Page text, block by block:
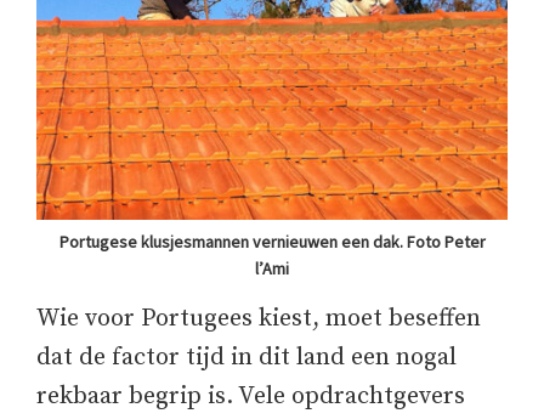
Portugese klusjesmannen vernieuwen een dak. Foto Peter
l’Ami
Wie voor Portugees kiest, moet beseffen
dat de factor tijd in dit land een nogal
rekbaar begrip is. Vele opdrachtgevers